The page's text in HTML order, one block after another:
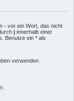
- vor ein Wort, das nicht
| innerhalb einer
Benutze ein * als
verwenden